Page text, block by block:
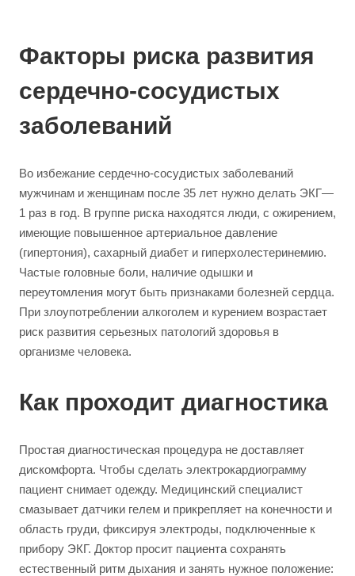
Факторы риска развития
сердечно-сосудистых
заболеваний
Во избежание сердечно-сосудистых заболеваний
мужчинам и женщинам после 35 лет нужно делать ЭКГ—
1 раз в год. В группе риска находятся люди, с ожирением,
имеющие повышенное артериальное давление
(гипертония), сахарный диабет и гиперхолестеринемию.
Частые головные боли, наличие одышки и
переутомления могут быть признаками болезней сердца.
При злоупотреблении алкоголем и курением возрастает
риск развития серьезных патологий здоровья в
организме человека.
Как проходит диагностика
Простая диагностическая процедура не доставляет
дискомфорта. Чтобы сделать электрокардиограмму
пациент снимает одежду. Медицинский специалист
смазывает датчики гелем и прикрепляет на конечности и
область груди, фиксируя электроды, подключенные к
прибору ЭКГ. Доктор просит пациента сохранять
естественный ритм дыхания и занять нужное положение: